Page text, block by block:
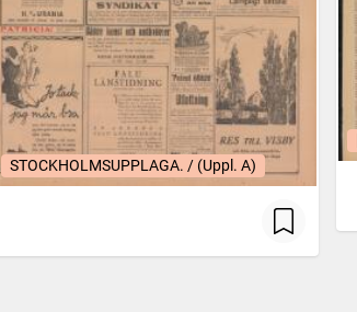
STOCKHOLMSUPPLAGA. / (Uppl. A)